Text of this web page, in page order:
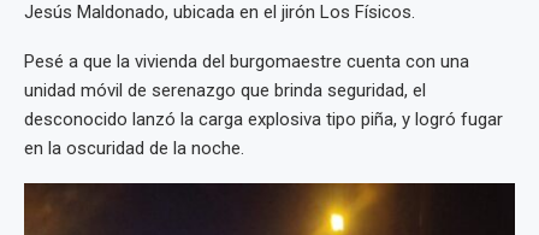
Jesús Maldonado, ubicada en el jirón Los Físicos.
Pesé a que la vivienda del burgomaestre cuenta con una
unidad móvil de serenazgo que brinda seguridad, el
desconocido lanzó la carga explosiva tipo piña, y logró fugar
en la oscuridad de la noche.